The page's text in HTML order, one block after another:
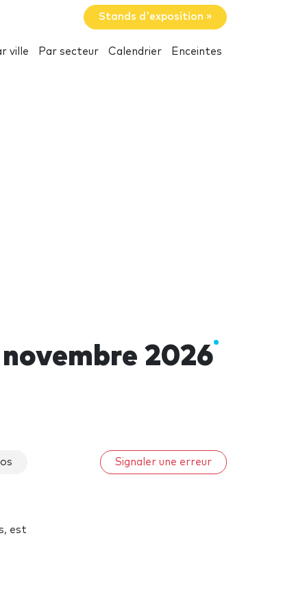
Stands d'exposition »
ville Par secteur Calendrier Enceintes
2026
Signaler une erreur
est